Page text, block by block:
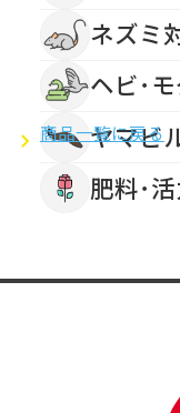
商品一覧に戻る
ネズミ
ヘビ･
ヤマビ
肥料･